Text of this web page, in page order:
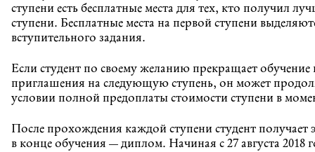
ступени есть бесплатные места для тех, кто получил
ступени. Бесплатные места на первой ступени
вступительного задания.
Если студент по своему желанию прекращает обучение
приглашения на следующую ступень, он может
условии полной предоплаты стоимости ступени в
После прохождения каждой ступени студент
в конце обучения — диплом. Начиная с 27 августа 2018